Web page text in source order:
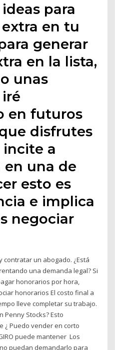
ideas para
en tu
generar
en la lista,
unas
en futuros
disfrutes
incite a
una de
esto es
e implica
negociar
contratar un abogado. ¿Está
una demanda legal? Si
honorarios por hora,
honorarios El costo final a
lleve completar su trabajo.
Penny Stocks? Esto
¿ Puedo vender en corto
puede mantener Los
puedan demandarlo para